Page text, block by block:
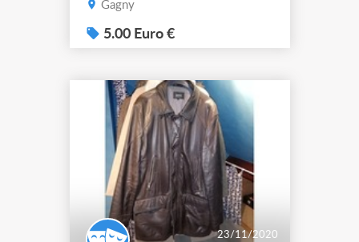
Gagny
5.00 Euro €
23/11/2020